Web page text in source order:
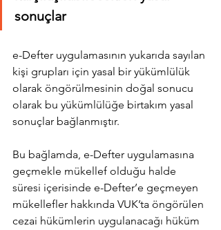
sonuçlar
e-Defter uygulamasının yukarıda sayılan
kişi grupları için yasal bir yükümlülük
olarak öngörülmesinin doğal sonucu
olarak bu yükümlülüğe birtakım yasal
sonuçlar bağlanmıştır.
Bu bağlamda, e-Defter uygulamasına
geçmekle mükellef olduğu halde
süresi içerisinde e-Defter’e geçmeyen
mükellefler hakkında VUK’ta öngörülen
cezai hükümlerin uygulanacağı hüküm